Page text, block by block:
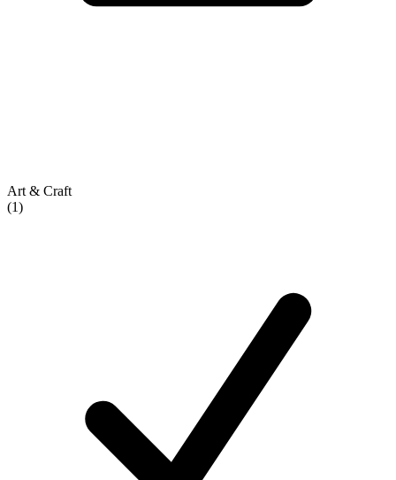
Art & Craft
(1)